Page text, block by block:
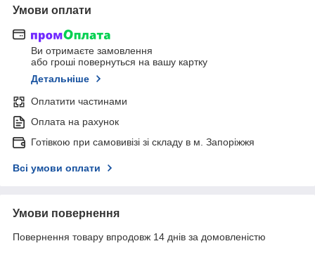
Умови оплати
Ви отримаєте замовлення
або гроші повернуться на вашу картку
Детальніше
Оплатити частинами
Оплата на рахунок
Готівкою при самовивізі зі складу в м. Запоріжжя
Всі умови оплати
Умови повернення
Повернення товару впродовж 14 днів за домовленістю